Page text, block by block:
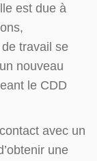
est due à
travail se
nouveau
le CDD
avec un
une